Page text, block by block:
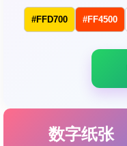
#FFD700 #FF4500
数字纸张